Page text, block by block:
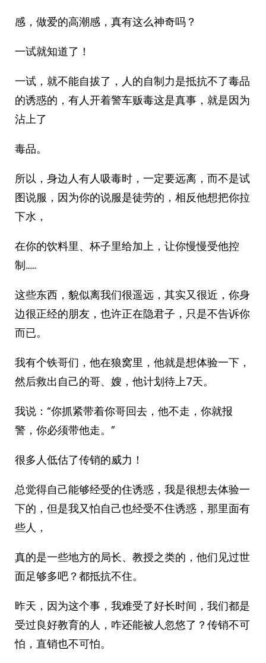
感，做爱的高潮感，真有这么神奇吗？
一试就知道了！
一试，就不能自拔了，人的自制力是抵抗不了毒品
的诱惑的，有人开着警车贩毒这是真事，就是因为
沾上了
毒品。
所以，身边人有人吸毒时，一定要远离，而不是试
图说服，因为你的说服是徒劳的，相反他想把你拉
下水，
在你的饮料里、杯子里给加上，让你慢慢受他控
制……
这些东西，貌似离我们很遥远，其实又很近，你身
边很正经的朋友，也许正在隐君子，只是不告诉你
而已。
我有个铁哥们，他在狼窝里，他就是想体验一下，
然后救出自己的哥、嫂，他计划待上7天。
我说：“你抓紧带着你哥回去，他不走，你就报
警，你必须带他走。”
很多人低估了传销的威力！
总觉得自己能够经受的住诱惑，我是很想去体验一
下的，但是我又怕自己也经受不住诱惑，那里面有
些人，
真的是一些地方的局长、教授之类的，他们见过世
面足够多吧？都抵抗不住。
昨天，因为这个事，我难受了好长时间，我们都是
受过良好教育的人，咋还能被人忽悠了？传销不可
怕，直销也不可怕。